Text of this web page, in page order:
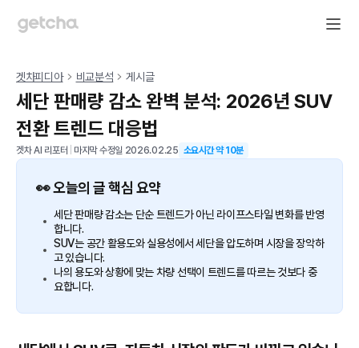
겟차피디아 비교분석 게시글
세단 판매량 감소 완벽 분석: 2026년 SUV
전환 트렌드 대응법
겟차 AI 리포터 마지막 수정일 2026.02.25 소요시간 약10분
👀 오늘의 글 핵심 요약
세단 판매량 감소는 단순 트렌드가 아닌 라이프스타일 변화를 반영
합니다.
SUV는 공간 활용도와 실용성에서 세단을 압도하며 시장을 장악하
고 있습니다.
나의 용도와 상황에 맞는 차량 선택이 트렌드를 따르는 것보다 중
요합니다.